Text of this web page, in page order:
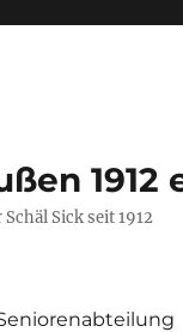
1912
Sick seit 1912